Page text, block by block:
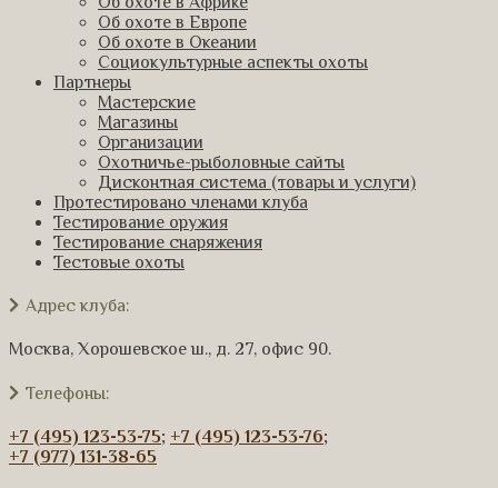
Об охоте в Европе
Об охоте в Океании
Социокультурные аспекты охоты
Партнеры
Мастерские
Магазины
Организации
Охотничье-рыболовные сайты
Дисконтная система (товары и услуги)
Протестировано членами клуба
Тестирование оружия
Тестирование снаряжения
Тестовые охоты
Адрес клуба:
Москва, Хорошевское ш., д. 27, офис 90.
Телефоны:
+7 (495) 123-53-75; +7 (495) 123-53-76;
+7 (977) 131-38-65